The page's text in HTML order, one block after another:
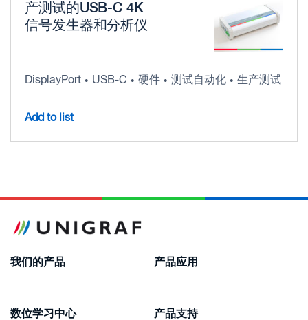
产测试的USB-C 4K
信号发生器和分析仪
DisplayPort • USB-C • 硬件 • 测试自动化 • 生产测试
Add to list
我们的产品 产品应用
数位学习中心 产品支持